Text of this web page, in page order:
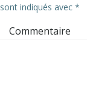
sont indiqués avec *
Commentaire